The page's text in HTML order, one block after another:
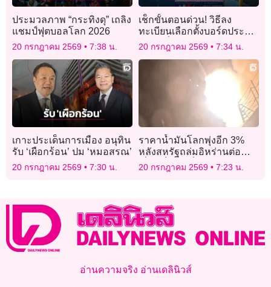
ประมวลภาพ “กระทิงดุ” เถลิง
แชมป์ฟุตบอลโลก 2026
20 กรกฎาคม 2569 7:38 น.
เช็กขั้นตอนด่วน! วิธีลง
ทะเบียนเลือกตั้งบอร์ดประกัน
สังคม ยื่นง่าย 24 ชม. เตรียม
เอกสารให้พร้อมก่อนเสีย
20 กรกฎาคม 2569 7:34 น.
เกาะประเด็นการเมือง อนุทิน
รับ ‘เผือกร้อน’ ปม ‘หมอสรณ’
20 กรกฎาคม 2569 7:30 น.
ราคาน้ำมันโลกพุ่งอีก 3%
หลังสหรัฐถล่มอิหร่านต่อ
เนื่องเป็นคืนที่ 9
20 กรกฎาคม 2569 7:23 น.
อ่านความจริง อ่านเดลินิวส์